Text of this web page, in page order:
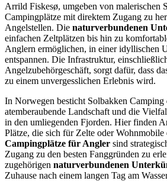
Arrild Fiskesø, umgeben von malerischen
Campingplätze mit direktem Zugang zu
Angelstellen. Die naturverbundenen
einfachen Zeltplätzen bis hin zu
Anglern ermöglichen, in einer idyllischen
entspannen. Die Infrastruktur,
Angelzubehörgeschäft, sorgt dafür, dass
zu einem unvergesslichen Erlebnis wird.
In Norwegen besticht Solbakken Camping
atemberaubende Landschaft und die
in den umliegenden Fjorden. Hier finden
Plätze, die sich für Zelte oder Wohnmobile
Campingplätze für Angler sind
Zugang zu den besten Fanggründen zu
zugehörigen naturverbundenen
Zuhause nach einem langen Tag am